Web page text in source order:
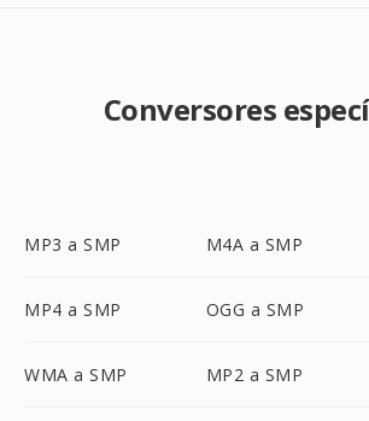
Conversores
MP3 a SMP M4A a SMP
MP4 a SMP OGG a SMP
WMA a SMP MP2 a SMP